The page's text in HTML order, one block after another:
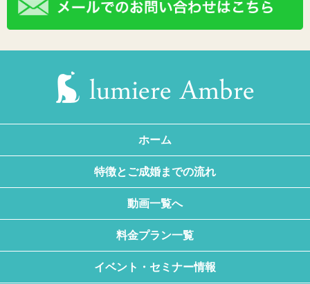
ホーム
特徴とご成婚までの流れ
動画一覧へ
料金プラン一覧
イベント・セミナー情報